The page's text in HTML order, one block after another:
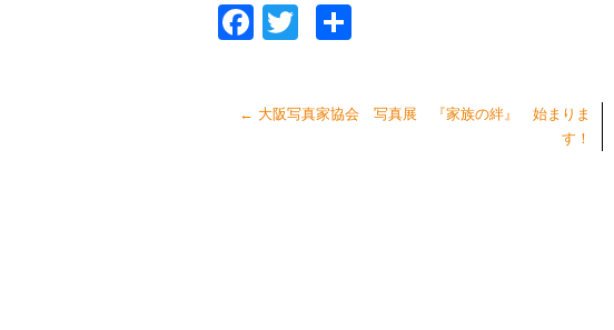
Facebook
Twitter
← 大阪写真家協会 写真展 『家族の絆』 始まりま
す！